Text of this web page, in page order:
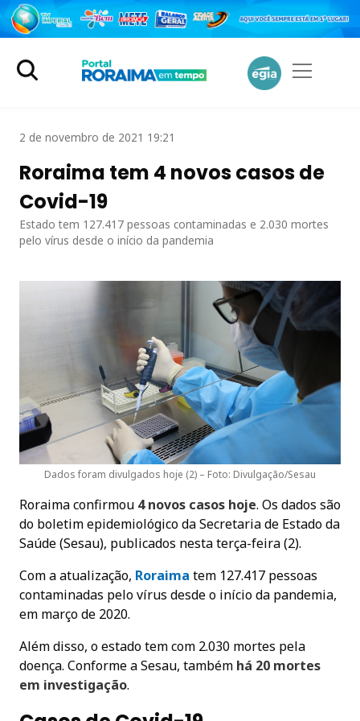
2 de novembro de 2021 19:21
Roraima tem 4 novos casos de
Covid-19
Estado tem 127.417 pessoas contaminadas e 2.030 mortes
pelo vírus desde o início da pandemia
Dados foram divulgados hoje (2) – Foto: Divulgação/Sesau
Roraima confirmou 4 novos casos hoje. Os dados são
do boletim epidemiológico da Secretaria de Estado da
Saúde (Sesau), publicados nesta terça-feira (2).
Com a atualização, Roraima tem 127.417 pessoas
contaminadas pelo vírus desde o início da pandemia,
em março de 2020.
Além disso, o estado tem com 2.030 mortes pela
doença. Conforme a Sesau, também há 20 mortes
em investigação.